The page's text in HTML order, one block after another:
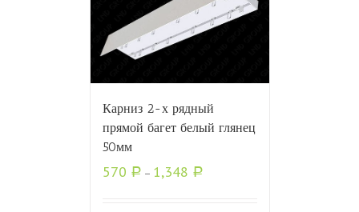
Карниз 2-х рядный
прямой багет белый глянец
50мм
570 Р – 1,348 Р